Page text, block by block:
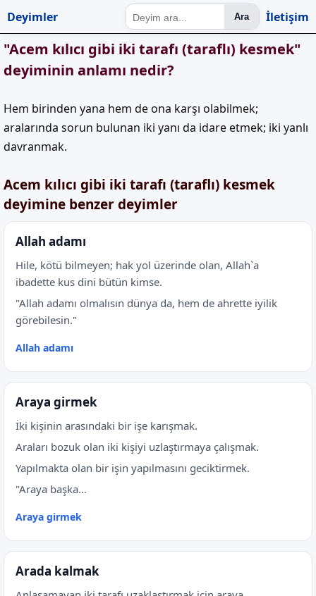
Deyimler Ara İletişim
"Acem kılıcı gibi iki tarafı (taraflı) kesmek"
deyiminin anlamı nedir?
Hem birinden yana hem de ona karşı olabilmek;
aralarında sorun bulunan iki yanı da idare etmek; iki yanlı
davranmak.
Acem kılıcı gibi iki tarafı (taraflı) kesmek
deyimine benzer deyimler
Allah adamı
Hile, kötü bilmeyen; hak yol üzerinde olan, Allah`a
ibadette kus dini bütün kimse.
"Allah adamı olmalısın dünya da, hem de ahrette iyilik
görebilesin."
Allah adamı
Araya girmek
İki kişinin arasındaki bir işe karışmak.
Araları bozuk olan iki kişiyi uzlaştırmaya çalışmak.
Yapılmakta olan bir işin yapılmasını geciktirmek.
"Araya başka...
Araya girmek
Arada kalmak